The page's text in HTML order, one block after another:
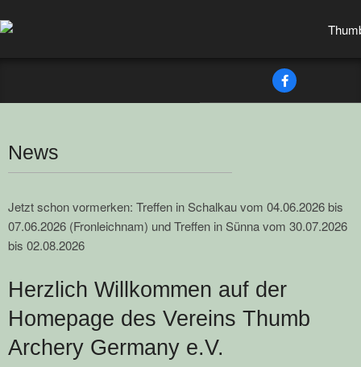
to
Navigation
News
Jetzt schon vormerken: Treffen in Schalkau vom 04.06.2026 bis
07.06.2026 (Fronleichnam) und Treffen in Sünna vom 30.07.2026
bis 02.08.2026
Herzlich Willkommen auf der
Homepage des Vereins Thumb
Archery Germany e.V.